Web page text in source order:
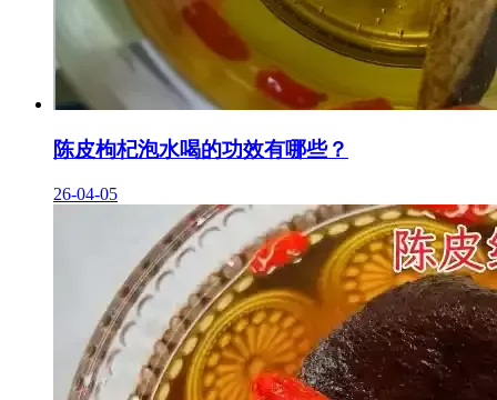
陈皮枸杞泡水喝的功效有哪些？
26-04-05